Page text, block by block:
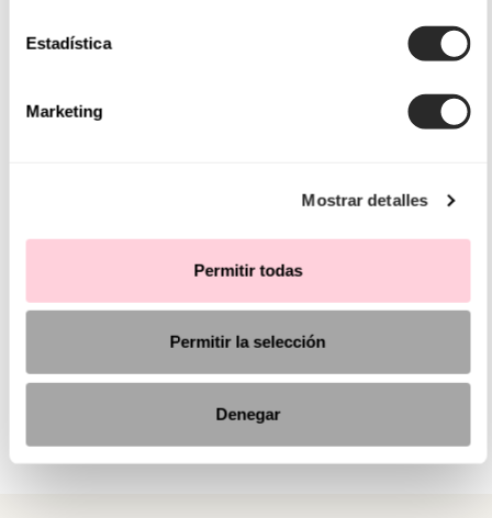
Estadística
Marketing
Mostrar detalles
Permitir todas
Permitir la selección
Denegar